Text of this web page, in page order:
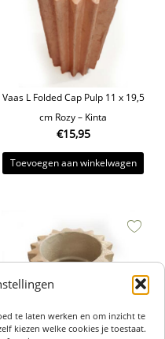
te laten werken en om inzicht te
kiezen welke cookies je toestaat.
Vaas L Folded Cap Pulp 11 x 19,5
cm Rozy – Kinta
€15,95
Toevoegen aan winkelwagen